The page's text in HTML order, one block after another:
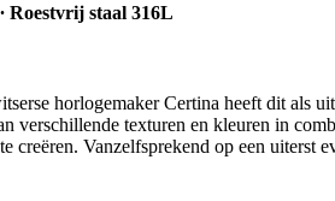
Roestvrij staal 316L
horlogemaker Certina heeft dit als
verschillende texturen en kleuren in
creëren. Vanzelfsprekend op een uiterst